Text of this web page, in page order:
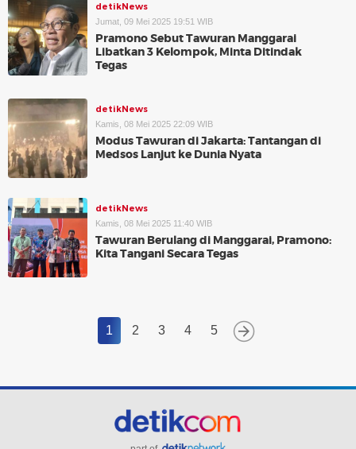
detikNews
Jumat, 09 Mei 2025 19:51 WIB
Pramono Sebut Tawuran Manggarai
Libatkan 3 Kelompok, Minta Ditindak
Tegas
detikNews
Kamis, 08 Mei 2025 22:09 WIB
Modus Tawuran di Jakarta: Tantangan di
Medsos Lanjut ke Dunia Nyata
detikNews
Kamis, 08 Mei 2025 11:40 WIB
Tawuran Berulang di Manggarai, Pramono:
Kita Tangani Secara Tegas
1 2 3 4 5